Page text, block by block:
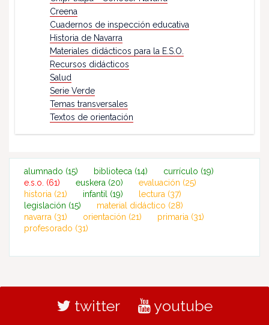
Creena
Cuadernos de inspección educativa
Historia de Navarra
Materiales didácticos para la E.S.O.
Recursos didácticos
Salud
Serie Verde
Temas transversales
Textos de orientación
alumnado (15) biblioteca (14) currículo (19)
e.s.o. (61) euskera (20) evaluación (25)
historia (21) infantil (19) lectura (37)
legislación (15) material didáctico (28)
navarra (31) orientación (21) primaria (31)
profesorado (31)
twitter youtube